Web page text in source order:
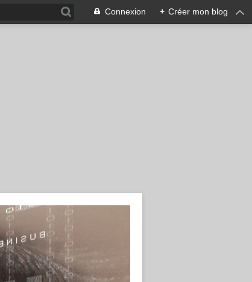
Connexion + Créer mon blog